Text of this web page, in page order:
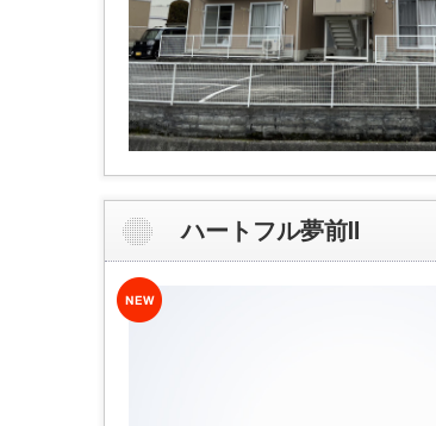
ハートフル夢前Ⅱ